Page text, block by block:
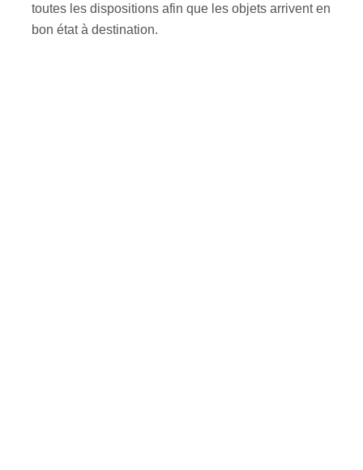
toutes les dispositions afin que les objets arrivent en
bon état à destination.